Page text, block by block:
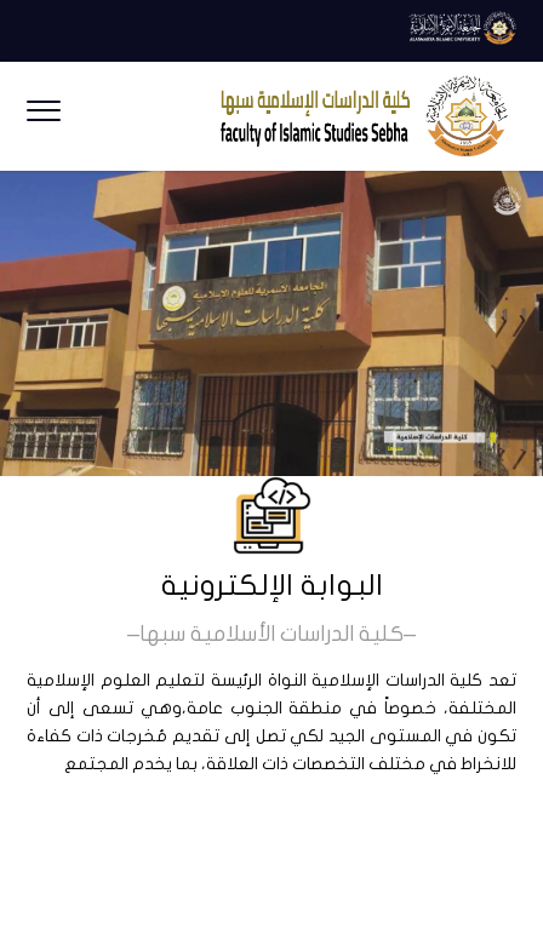
البوابة الإلكترونية
–كلية الدراسات الأسلامية سبها–
تعد كلية الدراسات الإسلامية النواة الرئيسة لتعليم العلوم الإسلامية
المختلفة، خصوصاً في منطقة الجنوب عامة،وهي تسعى إلى أن
تكون في المستوى الجيد لكي تصل إلى تقديم مُخرجات ذات كفاءة
للانخراط في مختلف التخصصات ذات العلاقة، بما يخدم المجتمع